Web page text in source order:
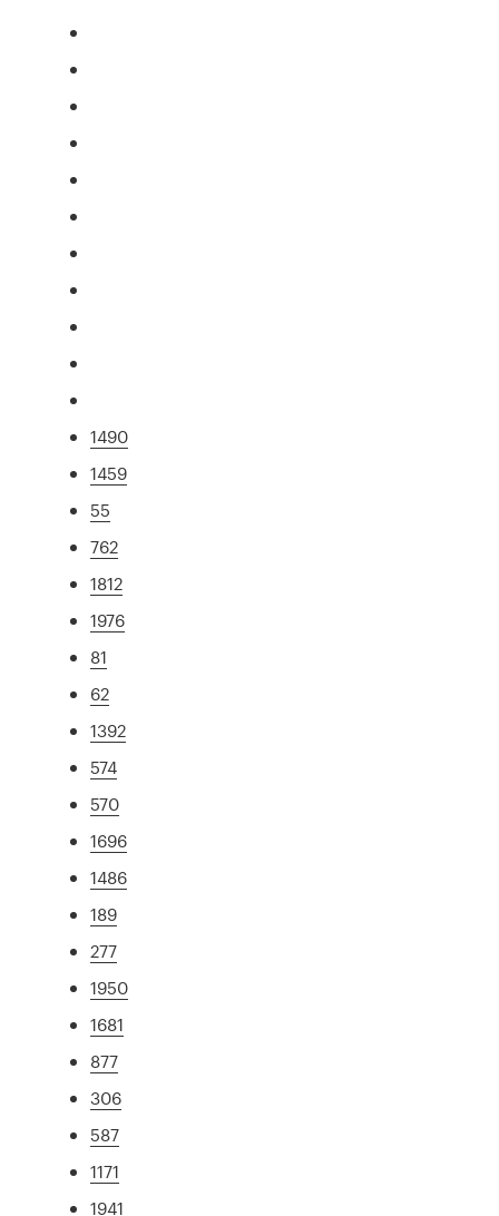
1490
1459
55
762
1812
1976
81
62
1392
574
570
1696
1486
189
277
1950
1681
877
306
587
1171
1941